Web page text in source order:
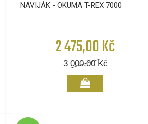
NAVIJÁK - OKUMA T-REX 7000
2 475,00 Kč
3 000,00Kč